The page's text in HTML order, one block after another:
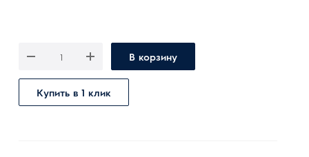
В корзину
Купить в 1 клик